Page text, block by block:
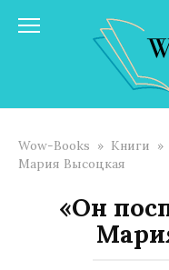
Wow-Books » Книги »
Мария Высоцкая
«Он